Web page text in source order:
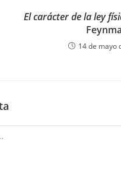
El carácter de la ley
14 de mayo